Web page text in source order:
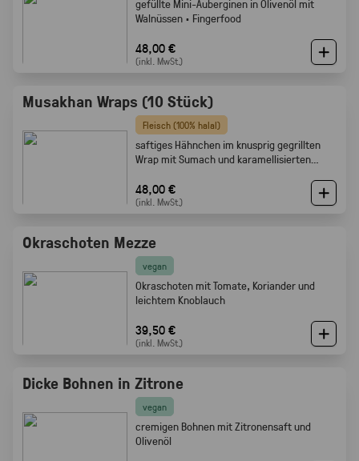
gefüllte Mini-Auberginen in Olivenöl mit
Walnüssen · Fingerfood
48,00 €
(inkl. MwSt.)
Musakhan Wraps (10 Stück)
Fleisch (100% halal)
saftiges Hähnchen im knusprig gegrillten
Wrap mit Sumach und karamellisierten
48,00 €
(inkl. MwSt.)
Okraschoten Mezze
vegan
Okraschoten mit Tomate, Koriander und
leichtem Knoblauch
39,50 €
(inkl. MwSt.)
Dicke Bohnen in Zitrone
vegan
cremigen Bohnen mit Zitronensaft und
Olivenöl